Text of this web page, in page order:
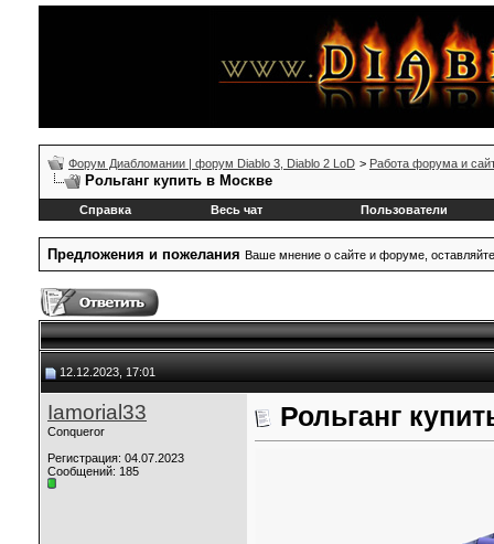
Форум Диабломании | форум Diablo 3, Diablo 2 LoD > Работа форума и
Рольганг купить в Москве
Справка Весь чат Пользователи
Предложения и пожелания Ваше мнение о сайте и форуме,
12.12.2023, 17:01
Iamorial33
Conqueror
Регистрация: 04.07.2023
Сообщений: 185
Рольганг